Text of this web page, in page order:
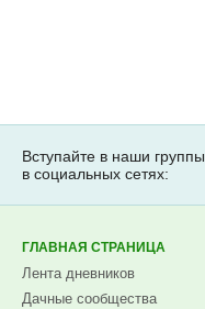
Вступайте в наши группы
в социальных сетях:
ГЛАВНАЯ СТРАНИЦА
Лента дневников
Дачные сообщества